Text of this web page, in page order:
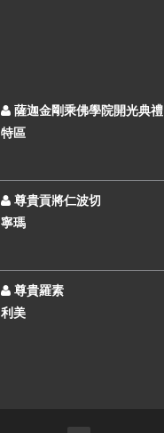
薩迦金剛乘佛學院開光典禮
特區
尊貴貢將仁波切
寧瑪
尊貴羅素
利美